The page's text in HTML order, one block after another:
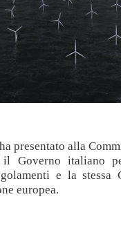
presentato alla
il Governo italiano
e la
europea.